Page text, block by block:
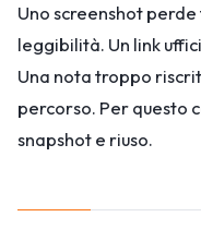
Uno screenshot
leggibilità. Un link
Una nota troppo
percorso. Per questo
snapshot e riuso.